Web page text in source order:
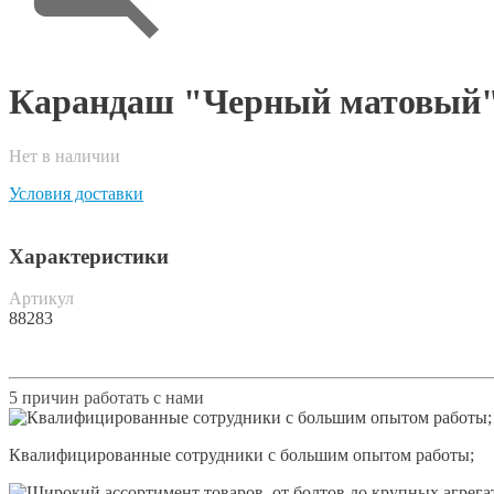
Карандаш "Черный
Нет в наличии
Условия доставки
Характеристики
Артикул
88283
5 причин работать с нами
Квалифицированные сотрудники с большим опытом работы;